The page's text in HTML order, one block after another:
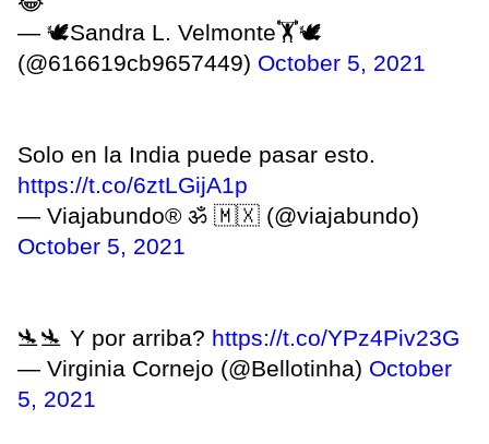
— 🕊️Sandra L. Velmonte🏋️🕊️
(@616619cb9657449) October 5, 2021
Solo en la India puede pasar esto.
https://t.co/6ztLGijA1p
— Viajabundo® ॐ 🇲🇽 (@viajabundo)
October 5, 2021
🛬🛬 Y por arriba? https://t.co/YPz4Piv23G
— Virginia Cornejo (@Bellotinha) October
5, 2021